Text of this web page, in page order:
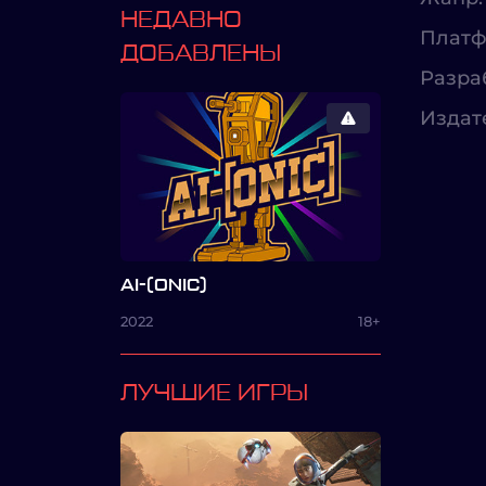
НЕДАВНО
ДОБАВЛЕНЫ
AI-(ONIC)
2022 18+
ЛУЧШИЕ ИГРЫ